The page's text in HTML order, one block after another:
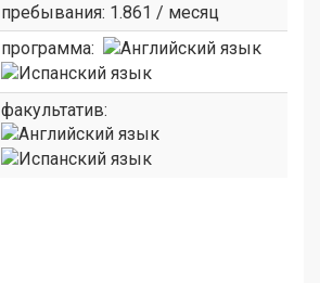
пребывания: 1.861 / месяц
программа:
факультатив: